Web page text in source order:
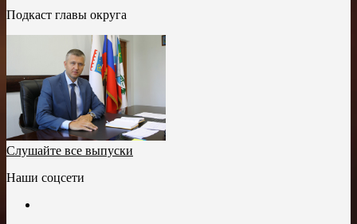
Подкаст главы округа
Слушайте все выпуски
Наши соцсети